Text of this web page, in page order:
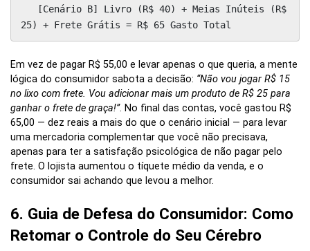
Em vez de pagar R$ 55,00 e levar apenas o que queria, a mente
lógica do consumidor sabota a decisão: “Não vou jogar R$ 15
no lixo com frete. Vou adicionar mais um produto de R$ 25 para
ganhar o frete de graça!”. No final das contas, você gastou R$
65,00 — dez reais a mais do que o cenário inicial — para levar
uma mercadoria complementar que você não precisava,
apenas para ter a satisfação psicológica de não pagar pelo
frete. O lojista aumentou o tíquete médio da venda, e o
consumidor sai achando que levou a melhor.
6. Guia de Defesa do Consumidor: Como
Retomar o Controle do Seu Cérebro